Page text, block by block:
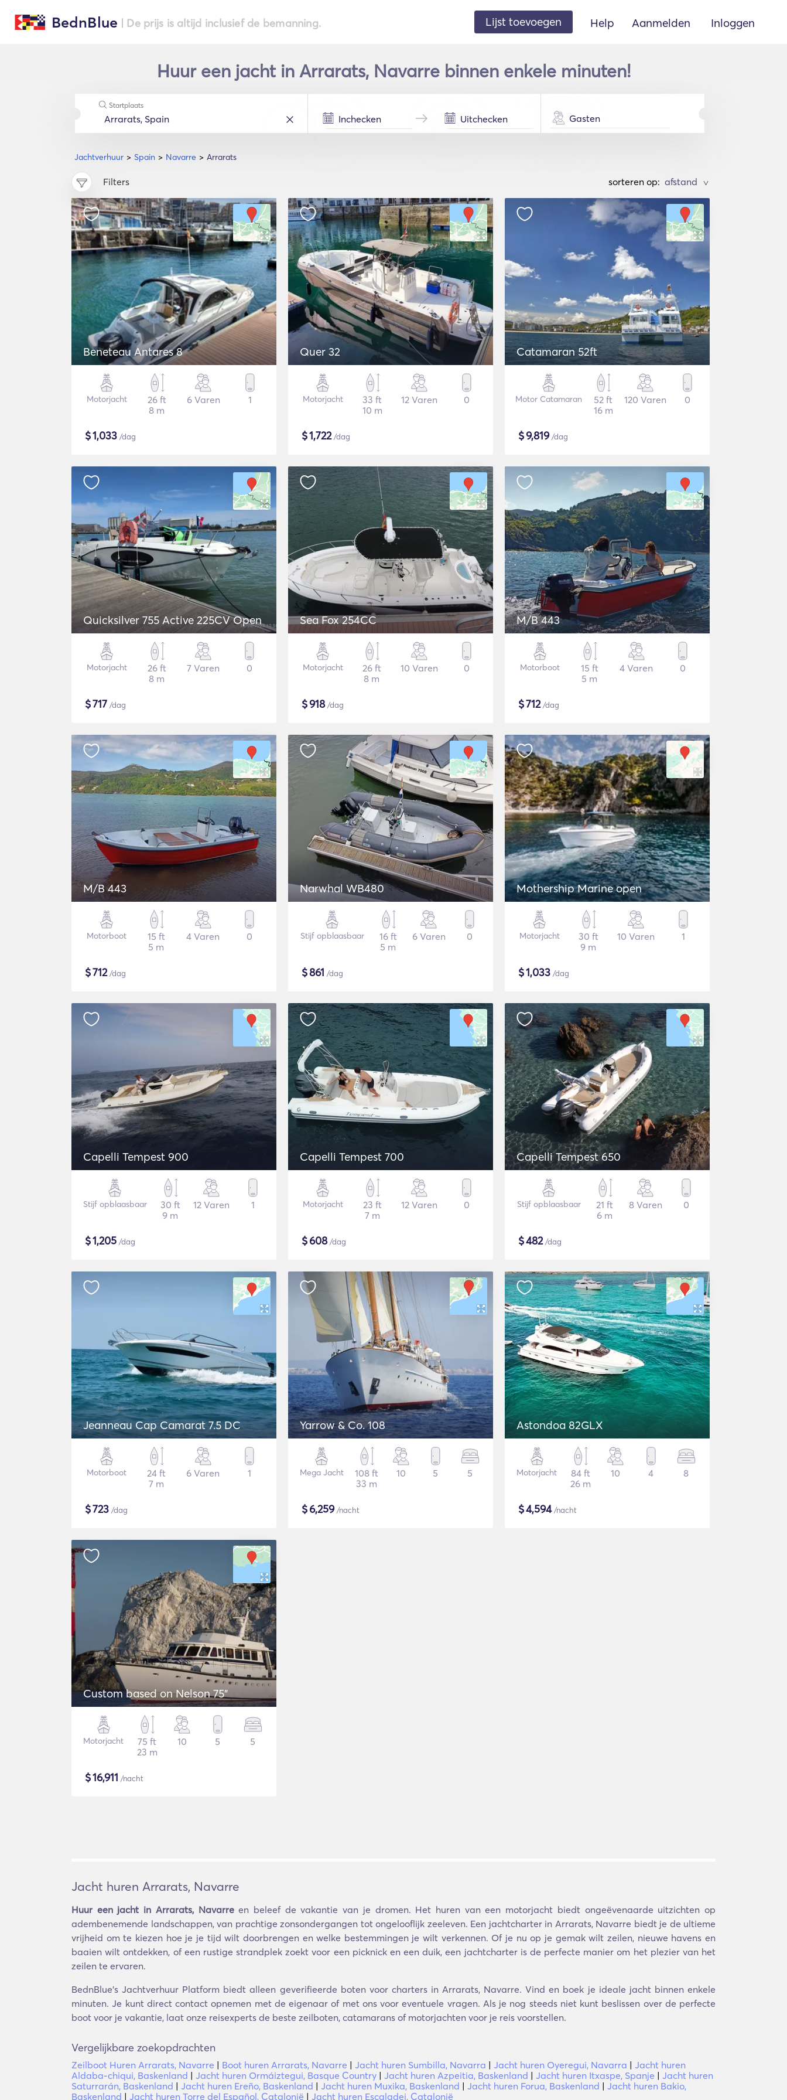
BednBlue | De prijs is altijd inclusief de bemanning. Lijst toevoegen Help Aanmelden Inloggen
Huur een jacht in Arrarats, Navarre binnen enkele minuten!
Jachtverhuur Spain Navarre Arrarats
Startplaats
Gasten
Filters sorteren op: >
Beneteau Antares 8
Motorjacht
26 ft
8 m
6 Varen 1
$1,033 /dag
Quer 32
Motorjacht
33 ft
10 m
12 Varen 0
$1,722/dag
Catamaran 52ft
Motor Catamaran
52 ft
16 m
120 Varen 0
$9,819/dag
Quicksilver 755 Active 225CV Open
Motorjacht
26 ft
8 m
7 Varen 0
$717 /dag
Sea Fox 254CC
Motorjacht
26 ft
8 m
10 Varen 0
$918/dag
M/B 443
Motorboot
15 ft
5 m
4 Varen 0
$712/dag
M/B 443
Motorboot
15 ft
5 m
4 Varen 0
$712/dag
Narwhal WB480
Stijf opblaasbaar
16 ft
5 m
6 Varen 0
$861 /dag
Mothership Marine open
Motorjacht
30 ft
9 m
10 Varen 1
$1,033 /dag
Capelli Tempest 900
Stijf opblaasbaar
30 ft
9 m
12 Varen 1
$1,205 /dag
Capelli Tempest 700
Motorjacht
23 ft
7 m
12 Varen 0
$608/dag
Capelli Tempest 650
Stijf opblaasbaar
21 ft
6 m
8 Varen 0
$482/dag
Jeanneau Cap Camarat 7.5 DC
Motorboot
24 ft
7 m
6 Varen 1
$723 /dag
Yarrow & Co. 108
Mega Jacht
108 ft
33 m
10 5 5
$6,259/nacht
Astondoa 82GLX
Motorjacht
84 ft
26 m
10 4 8
$4,594/nacht
Custom based on Nelson 75"
Motorjacht
75 ft
23 m
10 5 5
$16,911 /nacht
Jacht huren Arrarats, Navarre
Huur een jacht in Arrarats, Navarreen beleef de vakantie van je dromen. Het huren van een motorjacht biedt ongeëvenaarde uitzichten op
adembenemende landschappen, van prachtige zonsondergangen tot ongelooflijk zeeleven. Een jachtcharter in Arrarats, Navarre biedt je de ultieme
vrijheid om te kiezen hoe je je tijd wilt doorbrengen en welke bestemmingen je wilt verkennen. Of je nu op je gemak wilt zeilen, nieuwe havens en
baaien wilt ontdekken, of een rustige strandplek zoekt voor een picknick en een duik, een jachtcharter is de perfecte manier om het plezier van het
zeilen te ervaren.
BednBlue's Jachtverhuur Platform biedt alleen geverifieerde boten voor charters in Arrarats, Navarre. Vind en boek je ideale jacht binnen enkele
minuten. Je kunt direct contact opnemen met de eigenaar of met ons voor eventuele vragen. Als je nog steeds niet kunt beslissen over de perfecte
boot voor je vakantie, laat onze reisexperts de beste zeilboten, catamarans of motorjachten voor je reis voorstellen.
Vergelijkbare zoekopdrachten
Zeilboot Huren Arrarats, Navarre | Boot huren Arrarats, Navarre | Jacht huren Sumbilla, Navarra | Jacht huren Oyeregui, Navarra | Jacht huren
Aldaba-chiqui, Baskenland | Jacht huren Ormáiztegui, Basque Country | Jacht huren Azpeitia, Baskenland | Jacht huren Itxaspe, Spanje | Jacht huren
Saturrarán, Baskenland | Jacht huren Ereño, Baskenland | Jacht huren Muxika, Baskenland | Jacht huren Forua, Baskenland | Jacht huren Bakio,
Baskenland | Jacht huren Torre del Español, Catalonië | Jacht huren Escaladei, Catalonië